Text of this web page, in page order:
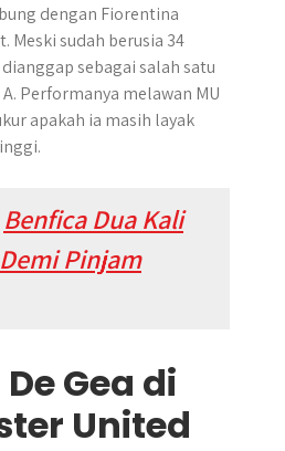
dengan Fiorentina
Meski sudah berusia 34
sebagai salah satu
Performanya melawan MU
apakah ia masih layak
Benfica Dua Kali
Pinjam
Gea di
United